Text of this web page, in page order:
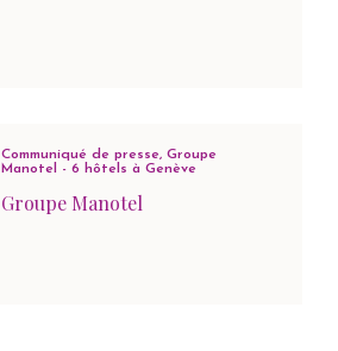
Communiqué de presse, Groupe
Manotel - 6 hôtels à Genève
Groupe Manotel